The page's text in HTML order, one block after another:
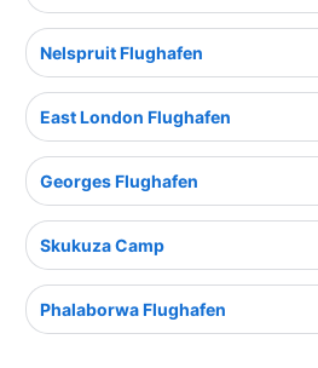
Nelspruit Flughafen
East London Flughafen
Georges Flughafen
Skukuza Camp
Phalaborwa Flughafen